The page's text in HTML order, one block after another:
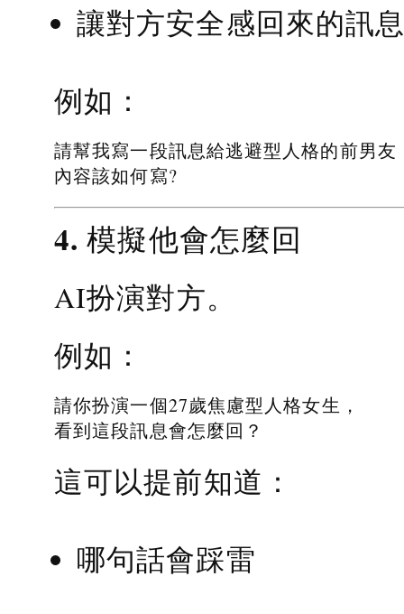
讓對方安全感回來的訊
例如：
請幫我寫一段訊息給逃避型人格的前男友
內容該如何寫?
4. 模擬他會怎麼回
AI扮演對方。
例如：
請你扮演一個27歲焦慮型人格女生，
看到這段訊息會怎麼回？
這可以提前知道：
哪句話會踩雷